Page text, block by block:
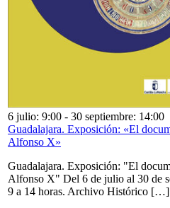
6 julio: 9:00 - 30 septiembre: 14:00
Guadalajara. Exposición: «El
Alfonso X»
Guadalajara. Exposición: "El
Alfonso X" Del 6 de julio al 30 de
9 a 14 horas. Archivo Histórico […]